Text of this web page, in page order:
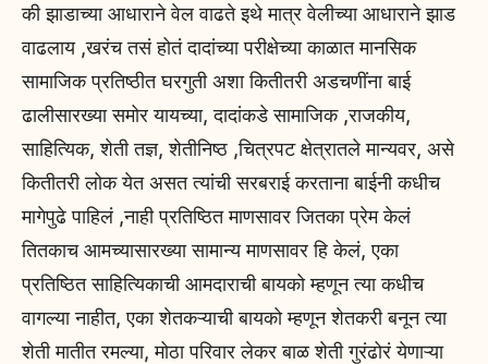
की झाडाच्या आधाराने वेल वाढते इथे मात्र वेलीच्या आधाराने झाड
वाढलाय ,खरंच तसं होतं दादांच्या परीक्षेच्या काळात मानसिक
सामाजिक प्रतिष्ठीत घरगुती अशा कितीतरी अडचणींना बाई
ढालीसारख्या समोर यायच्या, दादांकडे सामाजिक ,राजकीय,
साहित्यिक, शेती तज्ञ, शेतीनिष्ठ ,चित्रपट क्षेत्रातले मान्यवर, असे
कितीतरी लोक येत असत त्यांची सरबराई करताना बाईनी कधीच
मागेपुढे पाहिलं ,नाही प्रतिष्ठित माणसावर जितका प्रेम केलं
तितकाच आमच्यासारख्या सामान्य माणसावर हि केलं, एका
प्रतिष्ठित साहित्यिकाची आमदाराची बायको म्हणून त्या कधीच
वागल्या नाहीत, एका शेतकऱ्याची बायको म्हणून शेतकरी बनून त्या
शेती मातीत रमल्या, मोठा परिवार लेकर बाळ शेती गुरंढोरं येणाऱ्या